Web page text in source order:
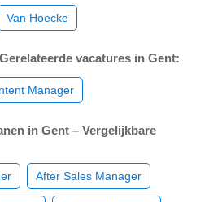
Van Hoecke
vacatures in Gent:
Manager
in Gent – Vergelijkbare
After Sales Manager